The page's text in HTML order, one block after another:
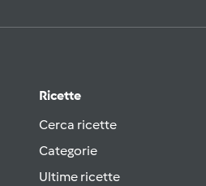
Ricette
Cerca ricette
Categorie
Ultime ricette